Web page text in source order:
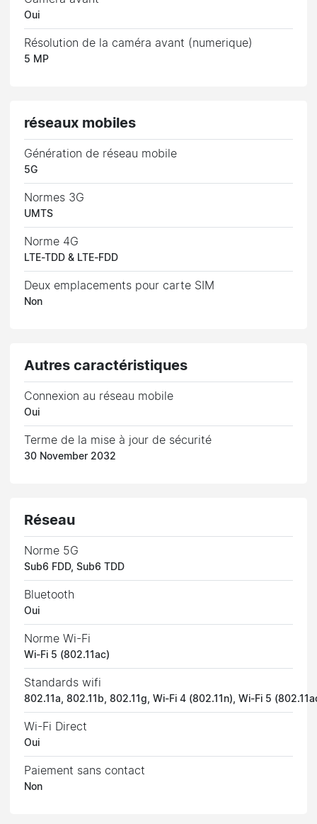
Oui
Résolution de la caméra avant (numerique)
5 MP
réseaux mobiles
Génération de réseau mobile
5G
Normes 3G
UMTS
Norme 4G
LTE-TDD & LTE-FDD
Deux emplacements pour carte SIM
Non
Autres caractéristiques
Connexion au réseau mobile
Oui
Terme de la mise à jour de sécurité
30 November 2032
Réseau
Norme 5G
Sub6 FDD, Sub6 TDD
Bluetooth
Oui
Norme Wi-Fi
Wi-Fi 5 (802.11ac)
Standards wifi
802.11a, 802.11b, 802.11g, Wi-Fi 4 (802.11n), Wi-Fi 5
Wi-Fi Direct
Oui
Paiement sans contact
Non